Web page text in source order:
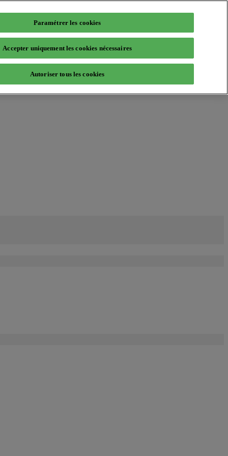
Paramétrer les cookies
Accepter uniquement les cookies nécessaires
Autoriser tous les cookies